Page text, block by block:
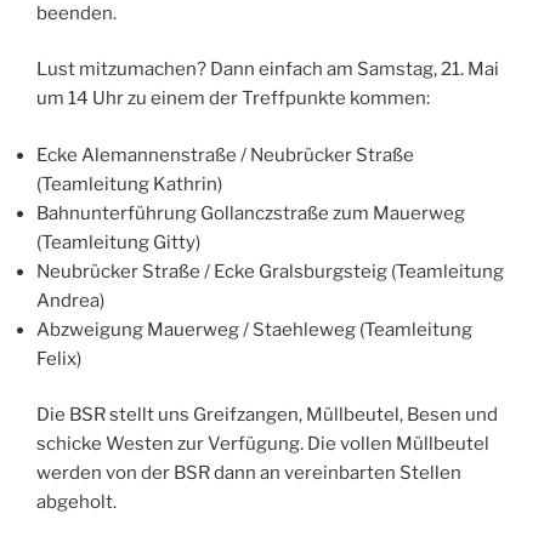
beenden.
Lust mitzumachen? Dann einfach am Samstag, 21. Mai
um 14 Uhr zu einem der Treffpunkte kommen:
Ecke Alemannenstraße / Neubrücker Straße
(Teamleitung Kathrin)
Bahnunterführung Gollanczstraße zum Mauerweg
(Teamleitung Gitty)
Neubrücker Straße / Ecke Gralsburgsteig (Teamleitung
Andrea)
Abzweigung Mauerweg / Staehleweg (Teamleitung
Felix)
Die BSR stellt uns Greifzangen, Müllbeutel, Besen und
schicke Westen zur Verfügung. Die vollen Müllbeutel
werden von der BSR dann an vereinbarten Stellen
abgeholt.